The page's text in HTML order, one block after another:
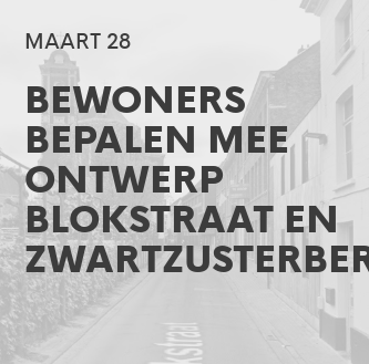
MAART 28
BEWONERS
BEPALEN MEE
ONTWERP
BLOKSTRAAT EN